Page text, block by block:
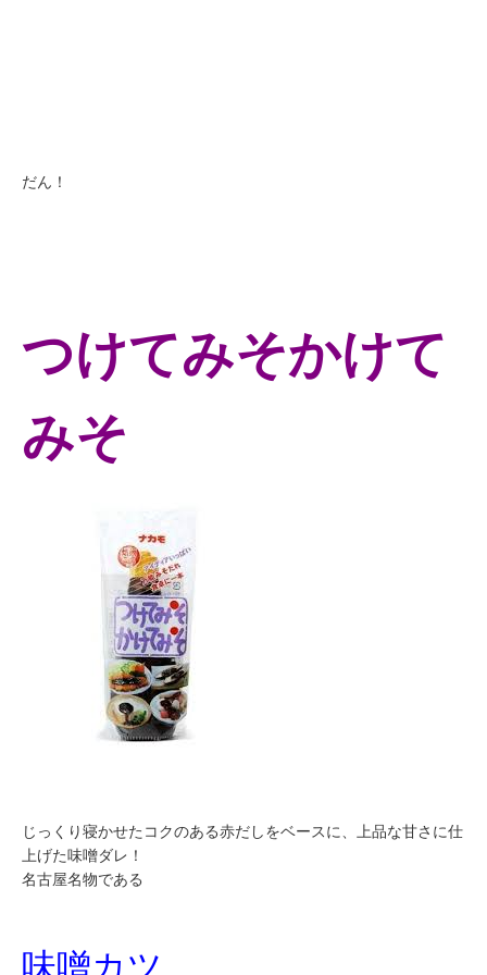
だん！
つけてみそかけて
みそ
じっくり寝かせたコクのある赤だしをベースに、上品な甘さに仕
上げた味噌ダレ！
名古屋名物である
味噌カツ